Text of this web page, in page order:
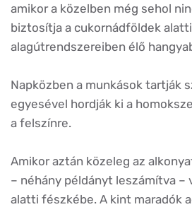
amikor a közelben még sehol
biztosítja a cukornádföldek
alagútrendszereiben élő
Napközben a munkások tartják
egyesével hordják ki a
a felszínre.
Amikor aztán közeleg az
– néhány példányt leszámítva –
alatti fészkébe. A kint maradók